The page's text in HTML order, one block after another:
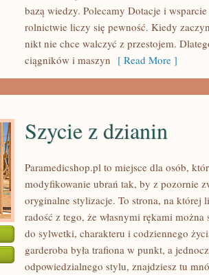
bazą wiedzy. Polecamy Dotacje i
rolnictwie liczy się pewność. Kiedy
nikt nie chce walczyć z przestojem.
ciągników i maszyn [ Read More ]
Szycie z dzianin
Paramedicshop.pl to miejsce dla osób,
modyfikowanie ubrań tak, by z pozornie
oryginalne stylizacje. To strona, na której
radość z tego, że własnymi rękami
do sylwetki, charakteru i codziennego
garderoba była trafiona w punkt, a
odpowiedzialnego stylu, znajdziesz tu